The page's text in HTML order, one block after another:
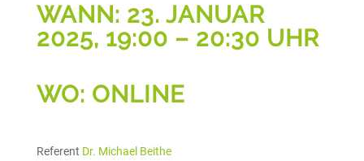
WANN: 23. JANUAR
2025, 19:00 – 20:30 UHR
WO: ONLINE
Referent Dr. Michael Beithe